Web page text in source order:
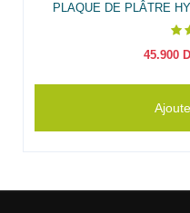
PLAQUE DE PLÂTRE
45.900